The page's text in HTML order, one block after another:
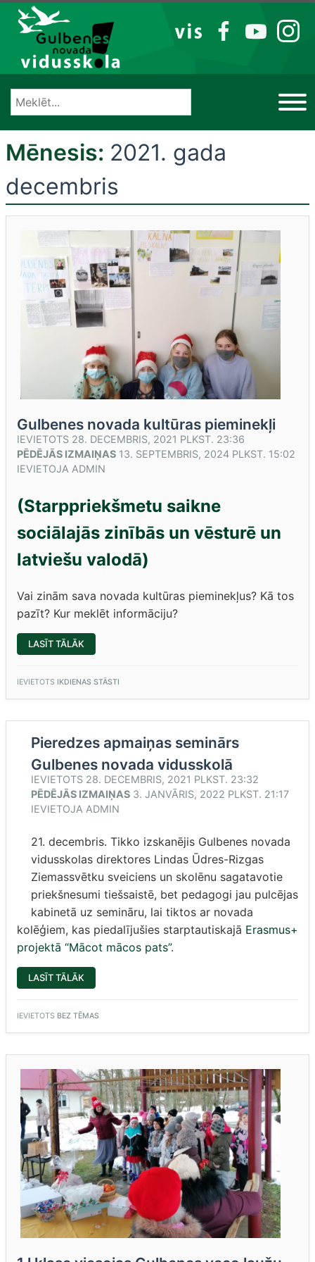
Izlaist
VIS
FB YT IG
Mēnesis: 2021. gada
decembris
Gulbenes novada kultūras pieminekļi
IEVIETOTS 28. DECEMBRIS, 2021 PLKST. 23:36
PĒDĒJĀS IZMAIŅAS 13. SEPTEMBRIS, 2024 PLKST. 15:02
IEVIETOJA ADMIN
(Starppriekšmetu saikne
sociālajās zinībās un vēsturē un
latviešu valodā)
Vai zinām sava novada kultūras pieminekļus? Kā tos
pazīt? Kur meklēt informāciju?
LASĪT TĀLĀK
NOVADA
IEVIETOTS IKDIENAS STĀSTI
Pieredzes apmaiņas seminārs
Gulbenes novada vidusskolā
IEVIETOTS 28. DECEMBRIS, 2021 PLKST. 23:32
PĒDĒJĀS IZMAIŅAS 3. JANVĀRIS, 2022 PLKST. 21:17
IEVIETOJA ADMIN
21. decembris. Tikko izskanējis Gulbenes novada
vidusskolas direktores Lindas Ūdres-Rizgas
Ziemassvētku sveiciens un skolēnu sagatavotie
priekšnesumi tiešsaistē, bet pedagogi jau pulcējas
kabinetā uz semināru, lai tiktos ar novada
kolēģiem, kas piedalījušies starptautiskajā Erasmus+
projektā “Mācot mācos pats”.
LASĪT TĀLĀK
APMAIŅAS
NOVADA
IEVIETOTS BEZ TĒMAS